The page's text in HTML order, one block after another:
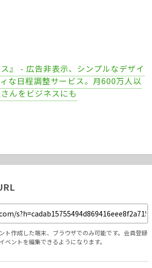
ス』 - 広告非表示、シンプルなデザイ
な日程調整サービス。月600万人以
んをビジネスにも
ト作成した端末、ブラウザでのみ可能です。会員登録
ベントを編集できるようになります。